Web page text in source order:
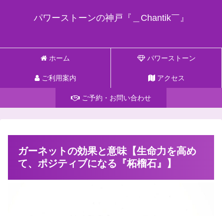
パワーストーンの神戸『＿Chantik￣』
ホーム パワーストーン
ご利用案内 アクセス
ご予約・お問い合わせ
ガーネットの効果と意味【生命力を高め
て、ポジティブになる『柘榴石』】